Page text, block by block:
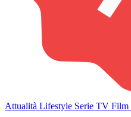
Attualità Lifestyle Serie TV Film